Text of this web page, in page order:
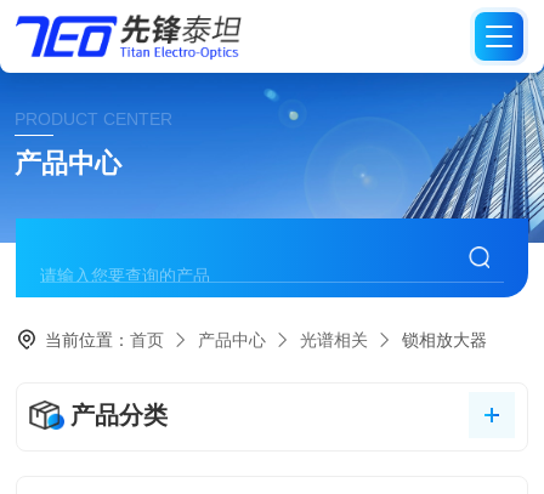
PRODUCT CENTER
产品中心
当前位置：首页 产品中心 光谱相关 锁相放大器
产品分类